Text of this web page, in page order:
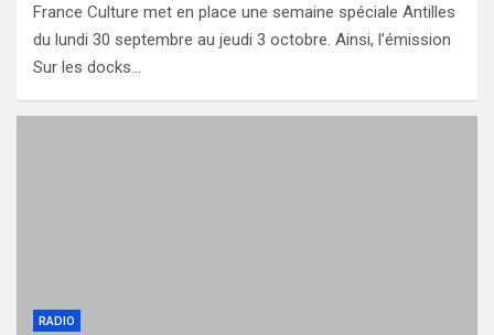
France Culture met en place une semaine spéciale Antilles
du lundi 30 septembre au jeudi 3 octobre. Ainsi, l’émission
Sur les docks…
RADIO